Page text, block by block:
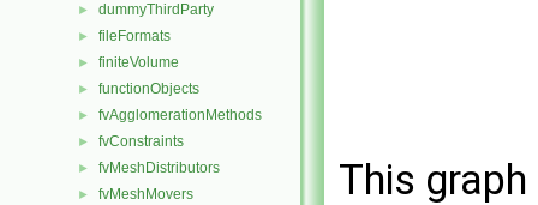
► dummyThirdParty
► fileFormats
► finiteVolume
► functionObjects
► fvAgglomerationMethods
► fvConstraints
► fvMeshDistributors
► fvMeshMovers
This